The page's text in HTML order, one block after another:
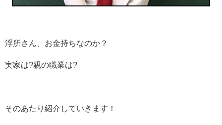
浮所さん、お金持ちなのか？
実家は?親の職業は?
そのあたり紹介していきます！